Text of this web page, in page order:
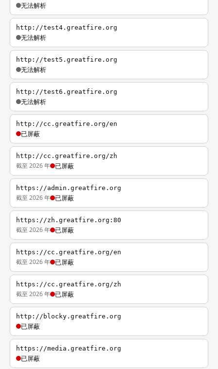
无法解析
http://test4.greatfire.org
无法解析
http://test5.greatfire.org
无法解析
http://test6.greatfire.org
无法解析
http://cc.greatfire.org/en
已屏蔽
http://cc.greatfire.org/zh
截至 2026 年 已屏蔽
https://admin.greatfire.org
截至 2026 年 已屏蔽
https://zh.greatfire.org:80
截至 2026 年 已屏蔽
https://cc.greatfire.org/en
截至 2026 年 已屏蔽
https://cc.greatfire.org/zh
截至 2026 年 已屏蔽
http://blocky.greatfire.org
已屏蔽
https://media.greatfire.org
已屏蔽